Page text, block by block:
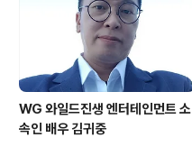
WG 와일드진생 엔터테인먼트 소
속인 배우 김귀중